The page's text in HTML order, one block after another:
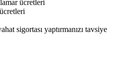
ücretleri
sigortası yaptırmanızı tavsiye